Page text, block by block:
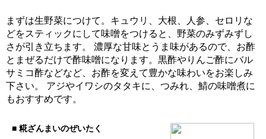
まずは生野菜につけて。キュウリ、大根、人参、セロリな
どをスティックにして味噌をつけると、野菜のみずみずし
さが引き立ちます。 濃厚な甘味とうま味があるので、お酢
とまぜるだけで酢味噌になります。黒酢やりんご酢にバル
サミコ酢などなど、お酢を変えて豊かな味わいをお楽しみ
下さい。 アジやイワシのタタキに、つみれ、鯖の味噌煮に
もおすすめです。
■ 糀ざんまいのぜいたく